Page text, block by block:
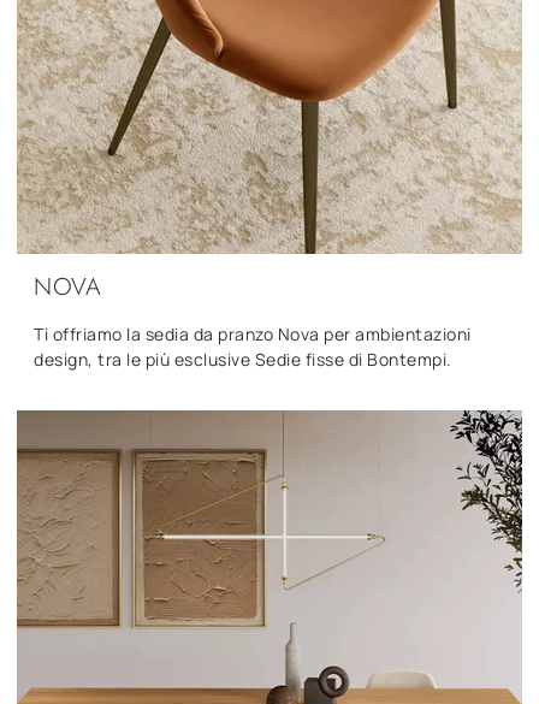
NOVA
Ti offriamo la sedia da pranzo Nova per ambientazioni
design, tra le più esclusive Sedie fisse di Bontempi.